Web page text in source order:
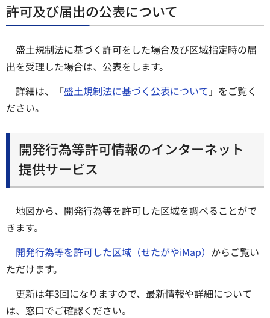
許可及び届出の公表について
盛土規制法に基づく許可をした場合及び区域指定時の届
出を受理した場合は、公表をします。
詳細は、「盛土規制法に基づく公表について 」をご覧く
ださい。
開発行為等許可情報のインターネット
提供サービス
地図から、開発行為等を許可した区域を調べることがで
きます。
開発行為等を許可した区域（せたがやiMap） からご覧い
ただけます。
更新は年3回になりますので、最新情報や詳細について
は、窓口でご確認ください。